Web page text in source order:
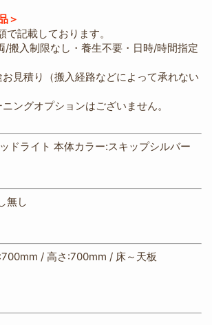
＞
記載しております。
/搬入制限なし・養生不要・日時/時間指定
見積り（搬入経路などによって承れない
ングオプションはございません。
ドライト 本体カラー:スキップシルバー
無し
/ 高さ:700mm / 床～天板